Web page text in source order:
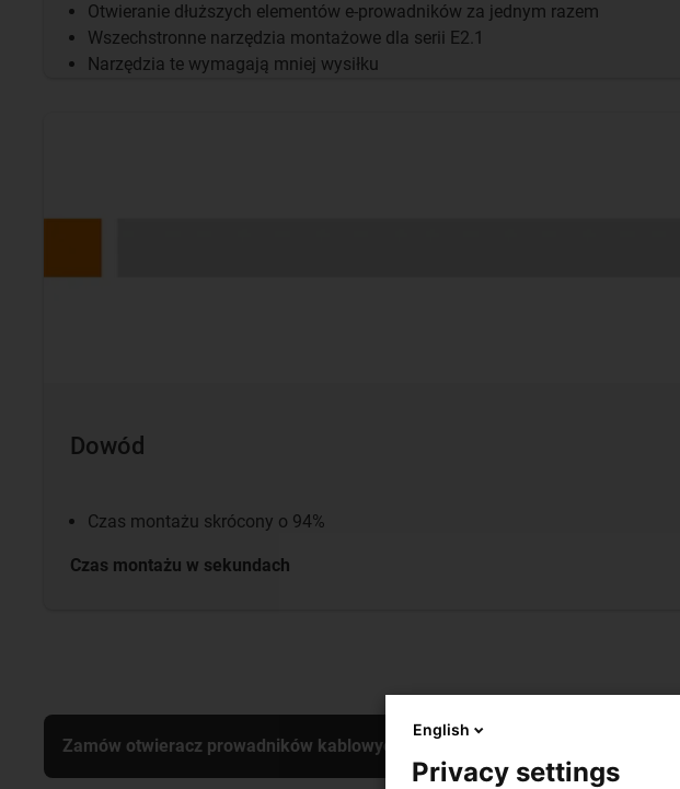
Otwieranie dłuższych elementów e-prowadników za jednym razem
Wszechstronne narzędzia montażowe dla serii E2.1
Narzędzia te wymagają mniej wysiłku
Dowód
Czas montażu skrócony o 94%
Czas montażu w sekundach
Zamów otwieracz prowadników kablowych serii E2.1 w sklepie online
English
Privacy settings